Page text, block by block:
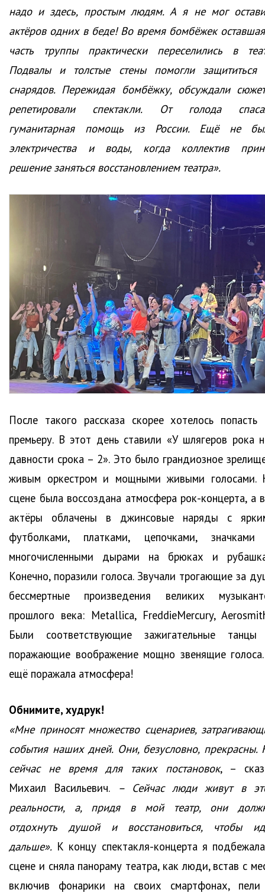
надо и здесь, простым людям. А я не мог
актёров одних в беде! Во время бомбёжек
часть труппы практически переселились в
Подвалы и толстые стены помогли защититься
снарядов. Пережидая бомбёжку, обсуждали
репетировали спектакли. От голода
гуманитарная помощь из России. Ещё не
электричества и воды, когда коллектив
решение заняться восстановлением театра».
После такого рассказа скорее хотелось попасть
премьеру. В этот день ставили «У шлягеров рока
давности срока – 2». Это было грандиозное
живым оркестром и мощными живыми голосами.
сцене была воссоздана атмосфера рок-концерта, а
актёры облачены в джинсовые наряды с
футболками, платками, цепочками,
многочисленными дырами на брюках и
Конечно, поразили голоса. Звучали трогающие за
бессмертные произведения великих
прошлого века: Metallica, FreddieMercury,
Были соответствующие зажигательные
поражающие воображение мощно звенящие
ещё поражала атмосфера!
Обнимите, худрук!
«Мне приносят множество сценариев,
события наших дней. Они, безусловно, прекрасны.
сейчас не время для таких постановок, –
Михаил Васильевич.
– Сейчас люди живут в
реальности, а, придя в мой театр, они
отдохнуть душой и восстановиться, чтобы
дальше». К концу спектакля-концерта я
сцене и сняла панораму театра, как люди, встав с
включив фонарики на своих смартфонах,